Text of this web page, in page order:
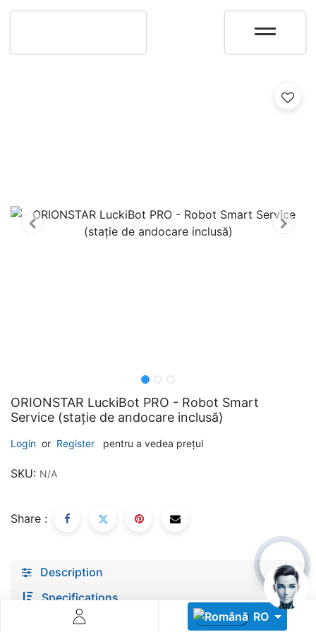
RO
ORIONSTAR LuckiBot PRO - Robot Smart
Service (stație de andocare inclusă)
Login or Register pentru a vedea prețul
SKU: N/A
Share :
Description
Specifications
documents
Descoperă RiA Ecosystem
Monitorizare în timp real și analiză date
Scalabil de la 1 robot la zeci de unități